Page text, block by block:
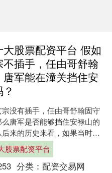
股票配资平台 假如
不插手，任由哥舒翰
唐军能在潼关挡住安
没有插手，任由哥舒翰固守
唐军是否能够挡住安禄山的
来的历史来看，如果当时唐
预哥舒翰的军事部署，哥舒
的能力遏制安禄....
股票配资平台
分类： 配资交易网